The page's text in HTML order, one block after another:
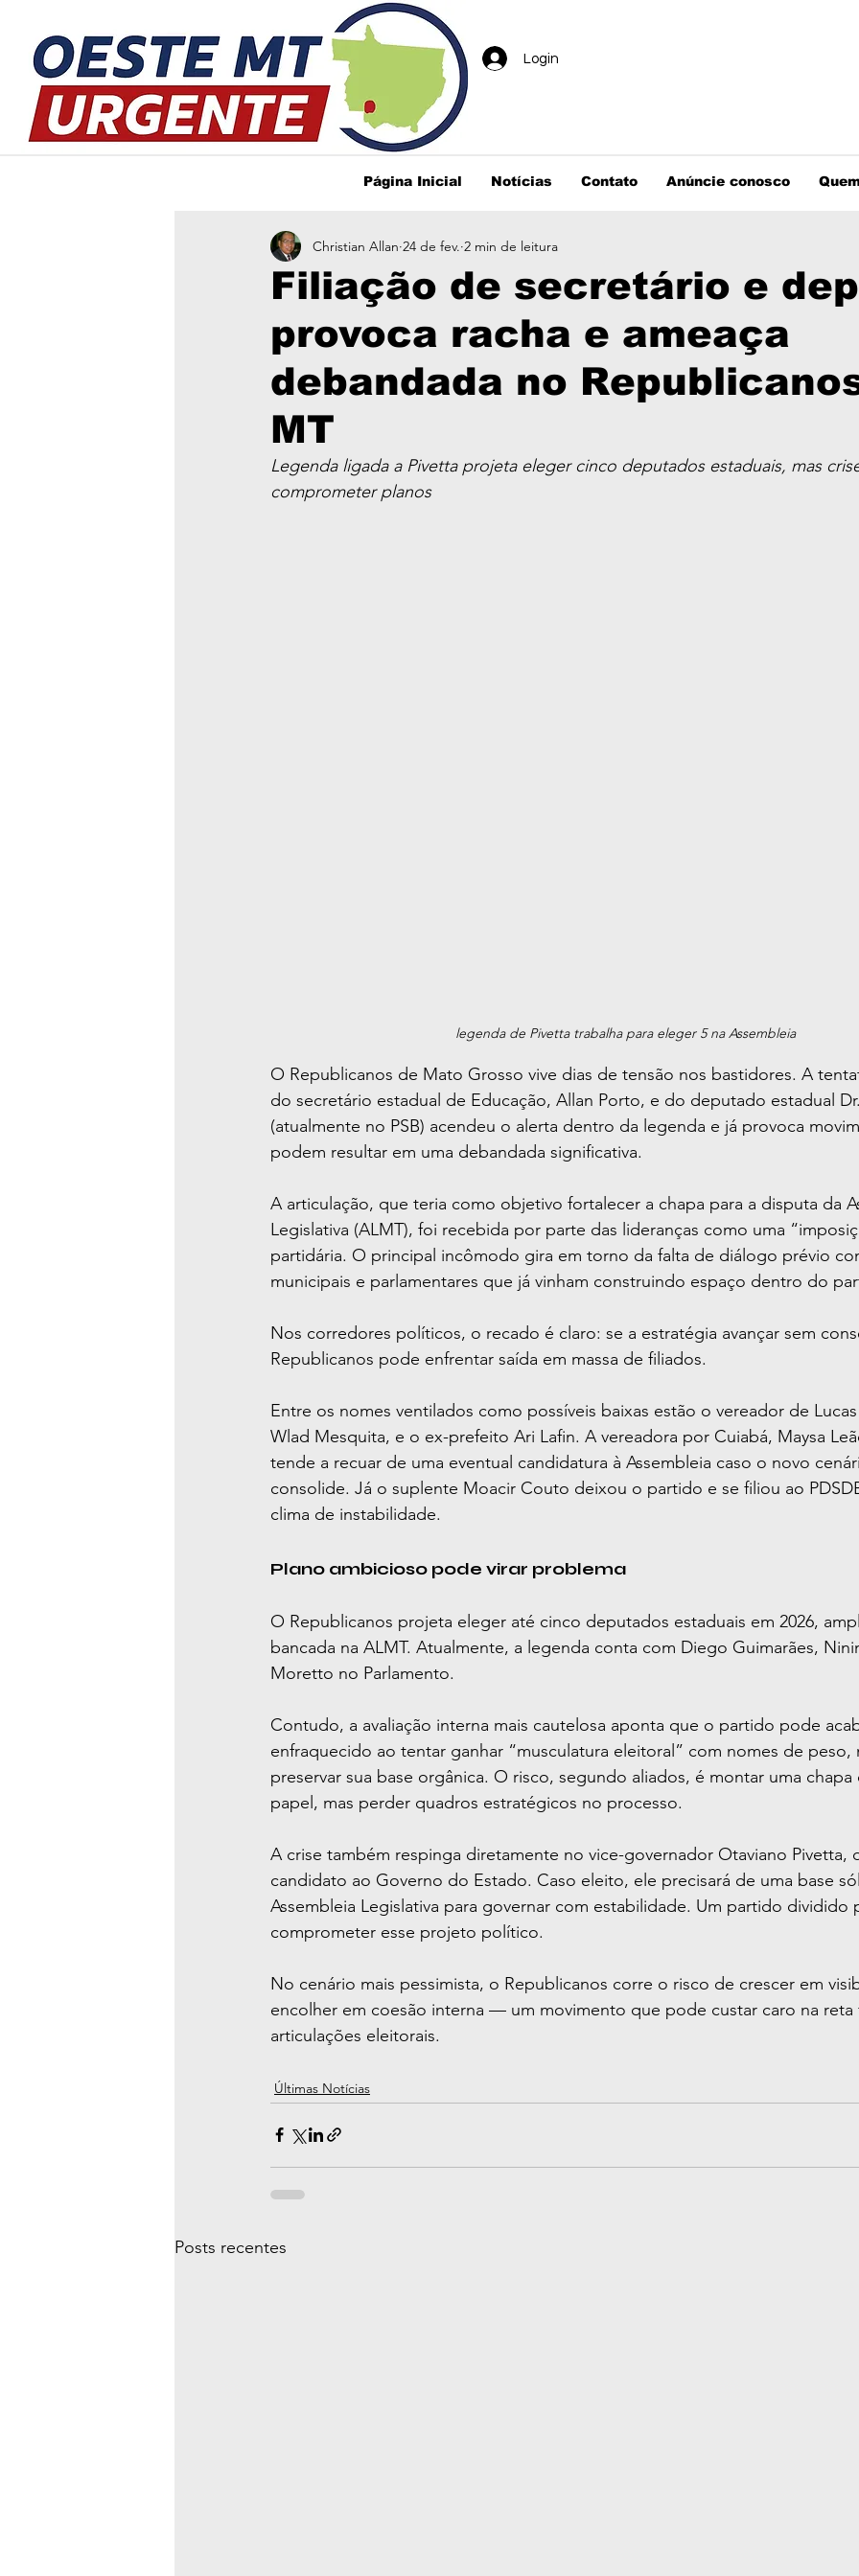
Login
Página Inicial Notícias Contato Anúncie conosco
Filiação de secretário e
provoca racha e ameaça
debandada no
MT
Christian Allan 24 de fev. 2 min de leitura
Legenda ligada a Pivetta projeta eleger cinco deputados estaduais, mas
comprometer planos
legenda de Pivetta trabalha para eleger 5 na Assembleia
O Republicanos de Mato Grosso vive dias de tensão nos bastidores. A
do secretário estadual de Educação, Allan Porto, e do deputado estadual
(atualmente no PSB) acendeu o alerta dentro da legenda e já provoca
podem resultar em uma debandada significativa.
A articulação, que teria como objetivo fortalecer a chapa para a disputa da
Legislativa (ALMT), foi recebida por parte das lideranças como uma
partidária. O principal incômodo gira em torno da falta de diálogo prévio
municipais e parlamentares que já vinham construindo espaço dentro do
Nos corredores políticos, o recado é claro: se a estratégia avançar sem
Republicanos pode enfrentar saída em massa de filiados.
Entre os nomes ventilados como possíveis baixas estão o vereador de
Wlad Mesquita, e o ex-prefeito Ari Lafin. A vereadora por Cuiabá, Maysa
tende a recuar de uma eventual candidatura à Assembleia caso o novo
consolide. Já o suplente Moacir Couto deixou o partido e se filiou ao
clima de instabilidade.
Plano ambicioso pode virar problema
O Republicanos projeta eleger até cinco deputados estaduais em 2026,
bancada na ALMT. Atualmente, a legenda conta com Diego Guimarães,
Moretto no Parlamento.
Contudo, a avaliação interna mais cautelosa aponta que o partido pode
enfraquecido ao tentar ganhar “musculatura eleitoral” com nomes de peso,
preservar sua base orgânica. O risco, segundo aliados, é montar uma
papel, mas perder quadros estratégicos no processo.
A crise também respinga diretamente no vice-governador Otaviano Pivetta,
candidato ao Governo do Estado. Caso eleito, ele precisará de uma base
Assembleia Legislativa para governar com estabilidade. Um partido dividido
comprometer esse projeto político.
No cenário mais pessimista, o Republicanos corre o risco de crescer em
encolher em coesão interna — um movimento que pode custar caro na reta
articulações eleitorais.
Últimas Notícias
Posts recentes